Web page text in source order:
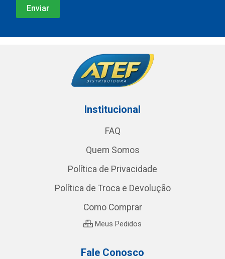
Institucional
FAQ
Quem Somos
Política de Privacidade
Política de Troca e Devolução
Como Comprar
Meus Pedidos
Fale Conosco